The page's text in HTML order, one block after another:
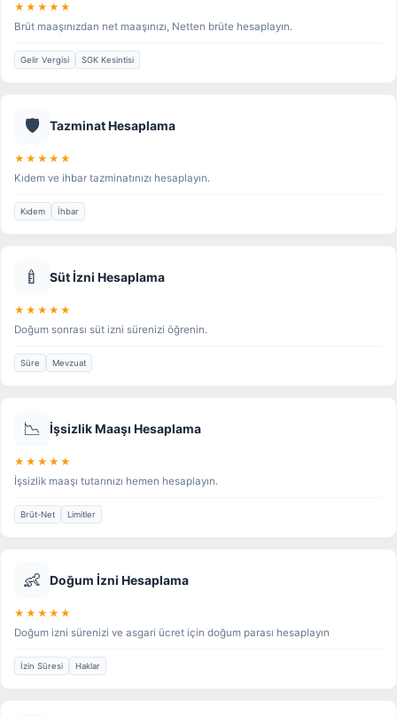
★★★★★
Brüt maaşınızdan net maaşınızı, Netten brüte hesaplayın.
Gelir Vergisi SGK Kesintisi
🛡️ Tazminat Hesaplama
★★★★★
Kıdem ve ihbar tazminatınızı hesaplayın.
Kıdem İhbar
🍼 Süt İzni Hesaplama
★★★★★
Doğum sonrası süt izni sürenizi öğrenin.
Süre Mevzuat
📉 İşsizlik Maaşı Hesaplama
★★★★★
İşsizlik maaşı tutarınızı hemen hesaplayın.
Brüt-Net Limitler
👶 Doğum İzni Hesaplama
★★★★★
Doğum izni sürenizi ve asgari ücret için doğum parası hesaplayın
İzin Süresi Haklar